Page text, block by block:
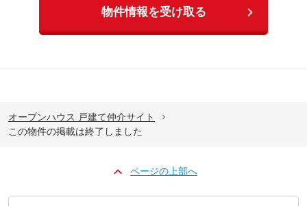
物件情報を受け取る
オープンハウス 戸建て仲介サイト
この物件の掲載は終了しました
ページの上部へ